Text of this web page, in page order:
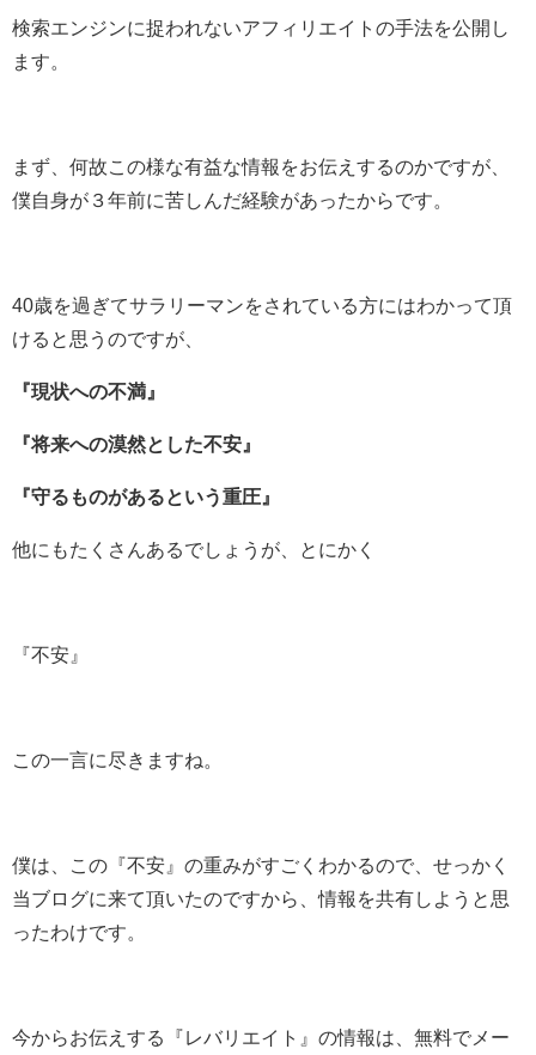
検索エンジンに捉われないアフィリエイトの手法を公開し
ます。
まず、何故この様な有益な情報をお伝えするのかですが、
僕自身が３年前に苦しんだ経験があったからです。
40歳を過ぎてサラリーマンをされている方にはわかって頂
けると思うのですが、
『現状への不満』
『将来への漠然とした不安』
『守るものがあるという重圧』
他にもたくさんあるでしょうが、とにかく
『不安』
この一言に尽きますね。
僕は、この『不安』の重みがすごくわかるので、せっかく
当ブログに来て頂いたのですから、情報を共有しようと思
ったわけです。
今からお伝えする『レバリエイト』の情報は、無料でメー